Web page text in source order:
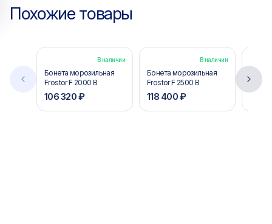
Похожие товары
В наличии
Бонета морозильная
Frostor F 2000 B
106 320 ₽
В наличии
Бонета морозильная
Frostor F 2500 B
118 400 ₽ 122